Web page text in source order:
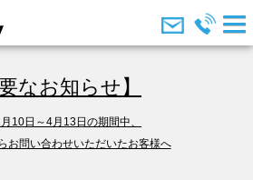
要なお知らせ】
10日～4月13日の期間中、
お問い合わせいただいたお客様へ